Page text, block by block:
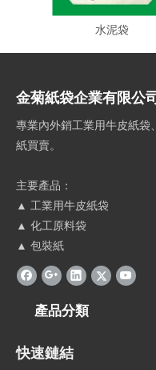
水泥袋
金菊紙袋企業有限公司
專業內外銷工業用牛皮紙袋
紙買賣。
主要產品：
▲ 工業用牛皮紙袋
▲ 化工原料袋
▲ 包裝紙
產品分類
快速鏈結